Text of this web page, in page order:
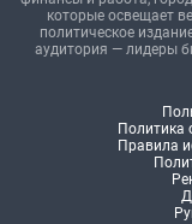
которые освещает
политическое
аудитория — лидеры
Политика
Правила